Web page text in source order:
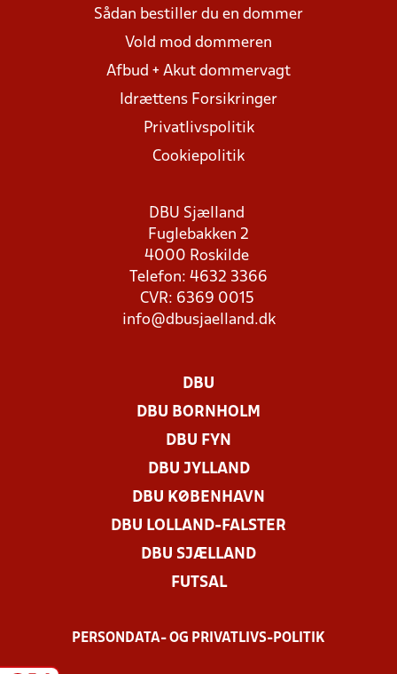
Sådan bestiller du en dommer
Vold mod dommeren
Afbud + Akut dommervagt
Idrættens Forsikringer
Privatlivspolitik
Cookiepolitik
DBU Sjælland
Fuglebakken 2
4000 Roskilde
Telefon: 4632 3366
CVR: 6369 0015
info@dbusjaelland.dk
DBU
DBU BORNHOLM
DBU FYN
DBU JYLLAND
DBU KØBENHAVN
DBU LOLLAND-FALSTER
DBU SJÆLLAND
FUTSAL
PERSONDATA- OG PRIVATLIVS-POLITIK